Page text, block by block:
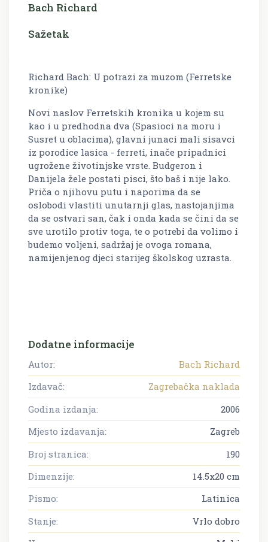
Bach Richard
Sažetak
Richard Bach: U potrazi za muzom (Ferretske
kronike)
Novi naslov Ferretskih kronika u kojem su
kao i u predhodna dva (Spasioci na moru i
Susret u oblacima), glavni junaci mali sisavci
iz porodice lasica - ferreti, inače pripadnici
ugrožene životinjske vrste. Budgeron i
Danijela žele postati pisci, što baš i nije lako.
Priča o njihovu putu i naporima da se
oslobodi vlastiti unutarnji glas, nastojanjima
da se ostvari san, čak i onda kada se čini da se
sve urotilo protiv toga, te o potrebi da volimo i
budemo voljeni, sadržaj je ovoga romana,
namijenjenog djeci starijeg školskog uzrasta.
Dodatne informacije
Autor:
Bach Richard
Izdavač:
Zagrebačka naklada
Godina izdanja:
2006
Mjesto izdavanja:
Zagreb
Broj stranica:
190
Dimenzije:
14.5x20 cm
Pismo:
Latinica
Stanje:
Vrlo dobro